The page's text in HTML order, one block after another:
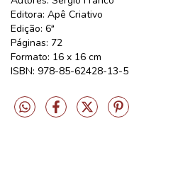
Editora: Apê Criativo
Edição: 6ª
Páginas: 72
Formato: 16 x 16 cm
ISBN: 978-85-62428-13-5